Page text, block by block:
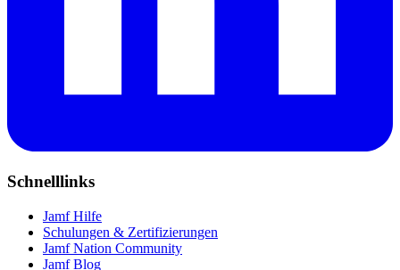
Schnelllinks
Jamf Hilfe
Schulungen & Zertifizierungen
Jamf Nation Community
Jamf Blog